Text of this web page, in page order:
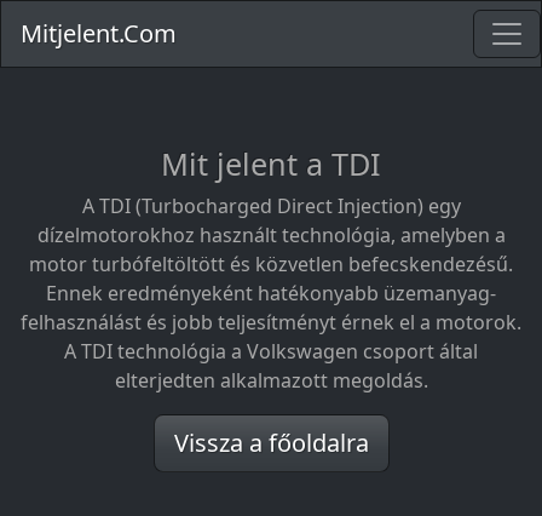
Mitjelent.Com
Mit jelent a TDI
A TDI (Turbocharged Direct Injection) egy
dízelmotorokhoz használt technológia, amelyben a
motor turbófeltöltött és közvetlen befecskendezésű.
Ennek eredményeként hatékonyabb üzemanyag-
felhasználást és jobb teljesítményt érnek el a motorok.
A TDI technológia a Volkswagen csoport által
elterjedten alkalmazott megoldás.
Vissza a főoldalra